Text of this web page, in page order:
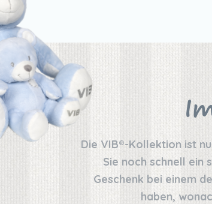
Die VIB®-Kollektion ist
Sie noch schnell ein
Geschenk bei einem
haben,